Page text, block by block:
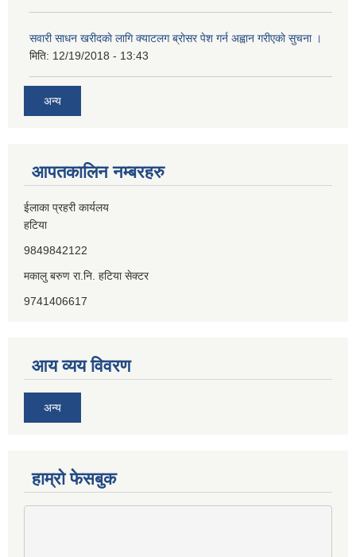
सवारी साधन खरीदकाे लागि क्याटलग ब्राेसर पेश गर्न अह्वान गरीएकाे सुचना ।
मिति: 12/19/2018 - 13:43
अन्य
आपतकालिन नम्बरहरु
ईलाका प्रहरी कार्यलय
हटिया
9849842122
मकालु बरुण रा.नि. हटिया सेक्टर
9741406617
आय व्यय विवरण
अन्य
हाम्राे फेसबुक